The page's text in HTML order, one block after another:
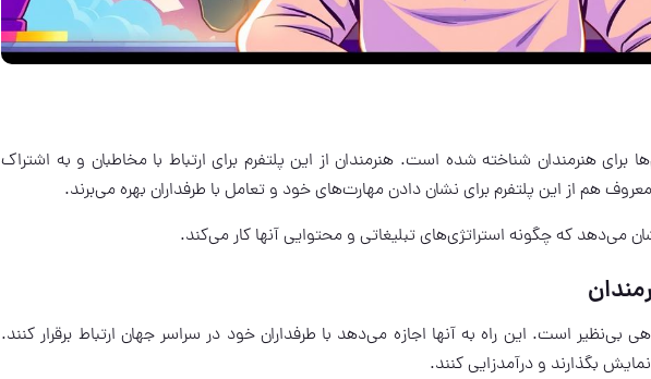
برای هنرمندان شناخته شده است. هنرمندان از این پلتفرم برای ارتباط با مخاطبان و به اشتراک
هم از این پلتفرم برای نشان دادن مهارت‌های خود و تعامل با طرفداران بهره می‌برند.
می‌دهد که چگونه استراتژی‌های تبلیغاتی و محتوایی آنها کار می‌کند.
بی‌نظیر است. این راه به آنها اجازه می‌دهد با طرفداران خود در سراسر جهان ارتباط برقرار کنند.
بگذارند و درآمدزایی کنند.